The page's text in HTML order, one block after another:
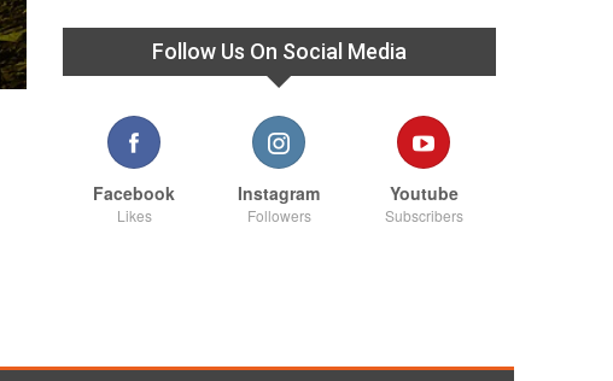
Follow Us On Social Media
Facebook
Likes
Instagram
Followers
Youtube
Subscribers